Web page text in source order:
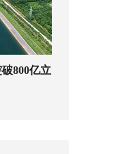
800亿立